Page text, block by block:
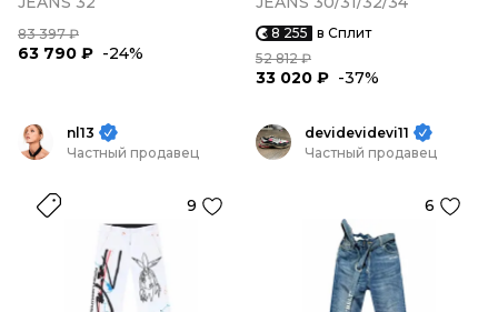
83 397 ₽
63 790 ₽ -24%
8 255 в Сплит
52 812 ₽
33 020 ₽ -37%
nl13
Частный продавец
9
devidevidevi11
Частный продавец
6